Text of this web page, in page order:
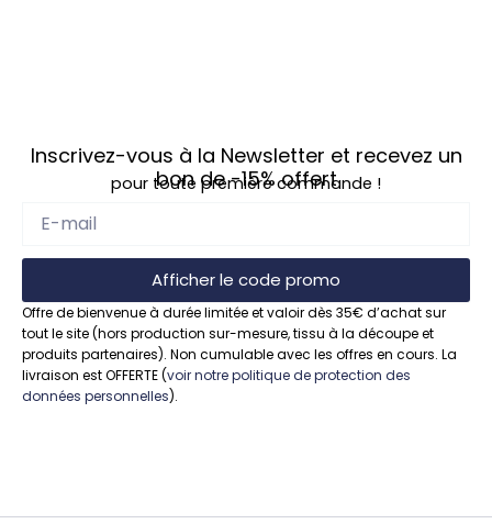
Inscrivez-vous à la Newsletter et recevez un
bon de -15% offert
pour toute première commande !
Afficher le code promo
Offre de bienvenue à durée limitée et valoir dès 35€ d’achat sur
tout le site (hors production sur-mesure, tissu à la découpe et
produits partenaires). Non cumulable avec les offres en cours. La
livraison est OFFERTE (voir notre politique de protection des
données personnelles).